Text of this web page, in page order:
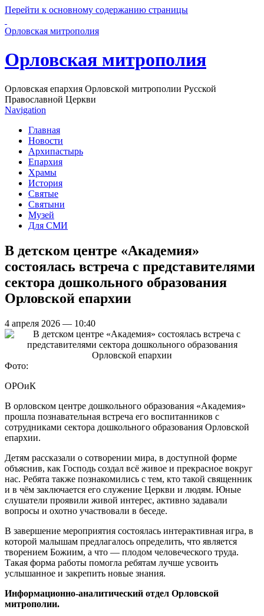
Перейти к основному содержанию страницы
Орловская митрополия
Орловская митрополия
Орловская епархия Орловской митрополии Русской
Православной Церкви
Navigation
Главная
Новости
Архипастырь
Епархия
Храмы
История
Святые
Святыни
Музей
Для СМИ
В детском центре «Академия»
состоялась встреча с представителями
сектора дошкольного образования
Орловской епархии
4 апреля 2026 — 10:40
Фото:
ОРОиК
В орловском центре дошкольного образования «Академия»
прошла познавательная встреча его воспитанников с
сотрудниками сектора дошкольного образования Орловской
епархии.
Детям рассказали о сотворении мира, в доступной форме
объяснив, как Господь создал всё живое и прекрасное вокруг
нас. Ребята также познакомились с тем, кто такой священник
и в чём заключается его служение Церкви и людям. Юные
слушатели проявили живой интерес, активно задавали
вопросы и охотно участвовали в беседе.
В завершение мероприятия состоялась интерактивная игра, в
которой малышам предлагалось определить, что является
творением Божиим, а что — плодом человеческого труда.
Такая форма работы помогла ребятам лучше усвоить
услышанное и закрепить новые знания.
Информационно-аналитический отдел Орловской
митрополии.